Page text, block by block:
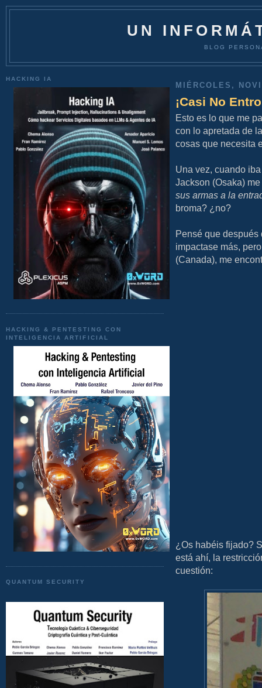
UN
BLOG
HACKING IA
HACKING & PENTESTING CON
INTELIGENCIA ARTIFICIAL
QUANTUM SECURITY
MIÉRCOLES,
¡Casi No
Esto es lo que me
con lo apretada de
cosas que necesita
Una vez, cuando
Jackson (Osaka)
sus armas a la
broma? ¿no?
Pensé que después
impactase más,
(Canada), me
¿Os habéis fijado?
está ahí, la
cuestión: